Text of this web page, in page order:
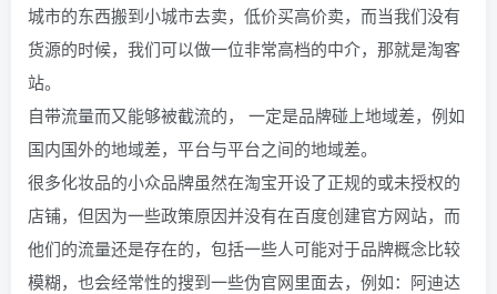
城市的东西搬到小城市去卖，低价买高价卖，而当我们没有
货源的时候，我们可以做一位非常高档的中介，那就是淘客
站。
自带流量而又能够被截流的， 一定是品牌碰上地域差，例如
国内国外的地域差，平台与平台之间的地域差。
很多化妆品的小众品牌虽然在淘宝开设了正规的或未授权的
店铺，但因为一些政策原因并没有在百度创建官方网站，而
他们的流量还是存在的，包括一些人可能对于品牌概念比较
模糊，也会经常性的搜到一些伪官网里面去，例如：阿迪达